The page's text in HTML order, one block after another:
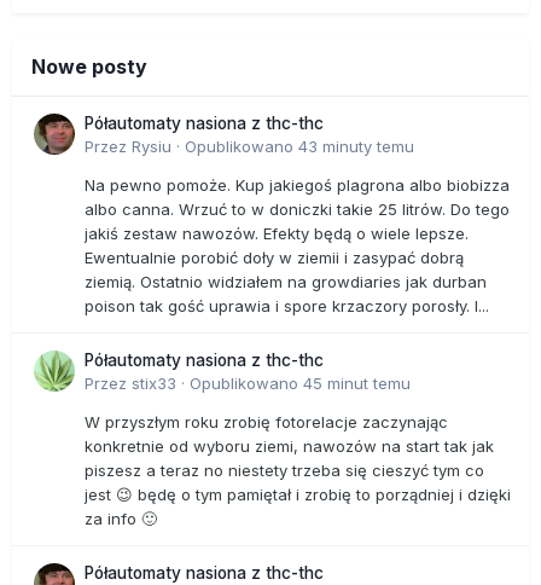
Nowe posty
Półautomaty nasiona z thc-thc
Przez Rysiu · Opublikowano 43 minuty temu
Na pewno pomoże. Kup jakiegoś plagrona albo biobizza
albo canna. Wrzuć to w doniczki takie 25 litrów. Do tego
jakiś zestaw nawozów. Efekty będą o wiele lepsze.
Ewentualnie porobić doły w ziemii i zasypać dobrą
ziemią. Ostatnio widziałem na growdiaries jak durban
poison tak gość uprawia i spore krzaczory porosły. I...
Półautomaty nasiona z thc-thc
Przez stix33 · Opublikowano 45 minut temu
W przyszłym roku zrobię fotorelacje zaczynając
konkretnie od wyboru ziemi, nawozów na start tak jak
piszesz a teraz no niestety trzeba się cieszyć tym co
jest 😉 będę o tym pamiętał i zrobię to porządniej i dzięki
za info 🙂
Półautomaty nasiona z thc-thc